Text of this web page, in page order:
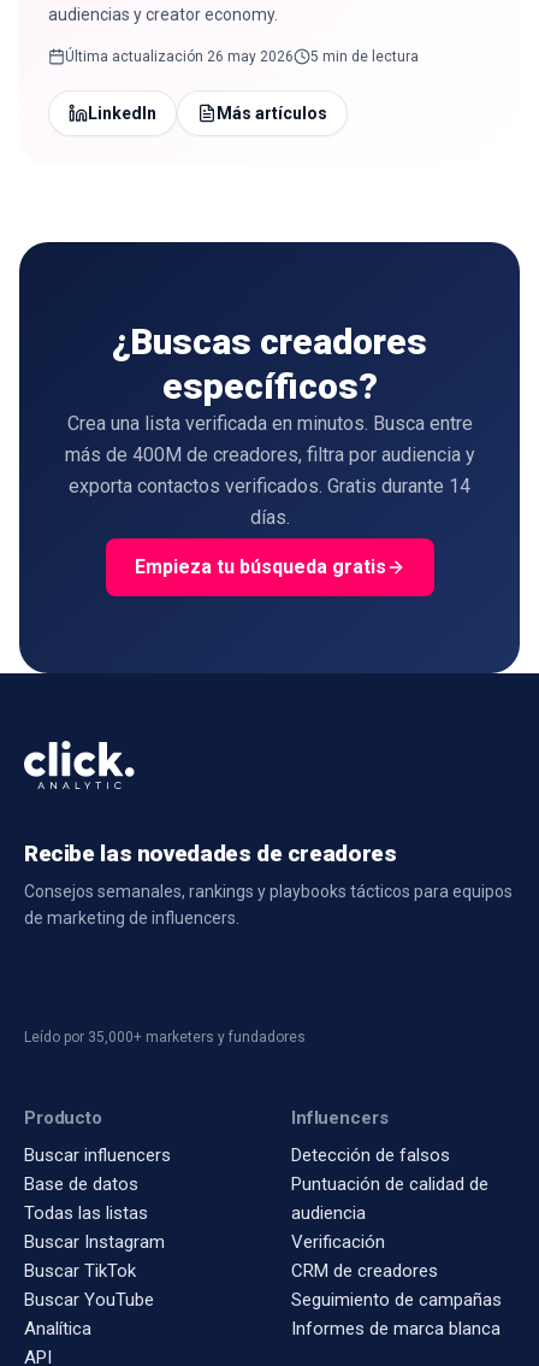
audiencias y creator economy.
Última actualización 26 may 2026 5 min de lectura
LinkedIn Más artículos
¿Buscas creadores
específicos?
Crea una lista verificada en minutos. Busca entre
más de 400M de creadores, filtra por audiencia y
exporta contactos verificados. Gratis durante 14
días.
Empieza tu búsqueda gratis
Recibe las novedades de creadores
Consejos semanales, rankings y playbooks tácticos para equipos
de marketing de influencers.
Leído por 35,000+ marketers y fundadores
Producto
Buscar influencers
Base de datos
Todas las listas
Buscar Instagram
Buscar TikTok
Buscar YouTube
Analítica
API
Influencers
Detección de falsos
Puntuación de calidad de
audiencia
Verificación
CRM de creadores
Seguimiento de campañas
Informes de marca blanca